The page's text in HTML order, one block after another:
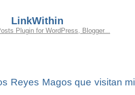
LinkWithin
Reyes Magos que visitan mi